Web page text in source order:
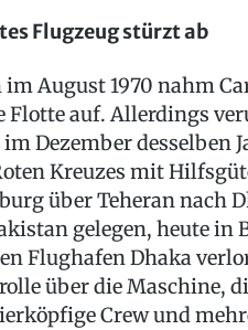
Flugzeug stürzt ab
im August 1970 nahm
Flotte auf. Allerdings
Dezember desselben
Kreuzes mit
über Teheran nach
gelegen, heute in
Flughafen Dhaka
über die Maschine,
Crew und